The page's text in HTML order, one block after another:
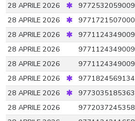
28 APRILE 2026
9772532059009
28 APRILE 2026
9771721507000
28 APRILE 2026
9771124349009
28 APRILE 2026
9771124349009
28 APRILE 2026
9771124349009
28 APRILE 2026
9771824569134
28 APRILE 2026
9773035185363
28 APRILE 2026
9772037245358